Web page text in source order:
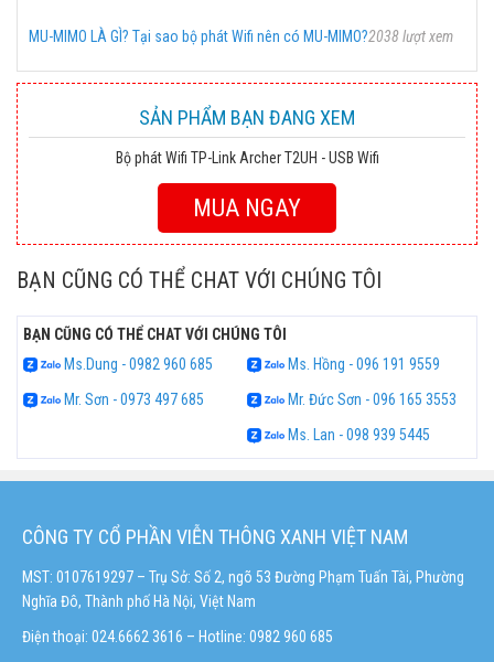
MU-MIMO LÀ GÌ? Tại sao bộ phát Wifi nên có MU-MIMO?2038 lượt xem
SẢN PHẨM BẠN ĐANG XEM
Bộ phát Wifi TP-Link Archer T2UH - USB Wifi
MUA NGAY
BẠN CŨNG CÓ THỂ CHAT VỚI CHÚNG TÔI
BẠN CŨNG CÓ THỂ CHAT VỚI CHÚNG TÔI
Ms.Dung - 0982 960 685
Ms. Hồng - 096 191 9559
Mr. Sơn - 0973 497 685
Mr. Đức Sơn - 096 165 3553
Ms. Lan - 098 939 5445
CÔNG TY CỔ PHẦN VIỄN THÔNG XANH VIỆT NAM
MST: 0107619297 – Trụ Sở: Số 2, ngõ 53 Đường Phạm Tuấn Tài, Phường
Nghĩa Đô, Thành phố Hà Nội, Việt Nam
Điện thoại: 024.6662 3616 – Hotline: 0982 960 685